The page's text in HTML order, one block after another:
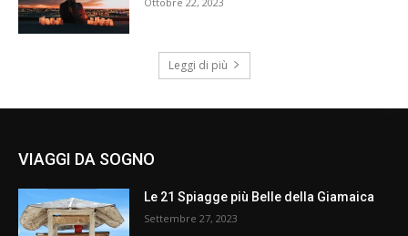
Leggi di più
VIAGGI DA SOGNO
Le 21 Spiagge più Belle della Giamaica
Settembre 27, 2023